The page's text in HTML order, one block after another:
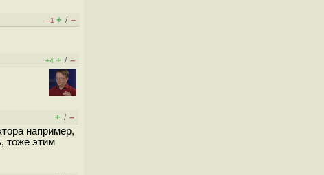
–1 + / –
+4 + / –
+ / –
например,
тоже этим